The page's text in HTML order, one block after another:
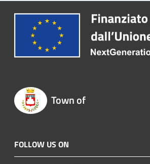
Town of
FOLLOW US ON